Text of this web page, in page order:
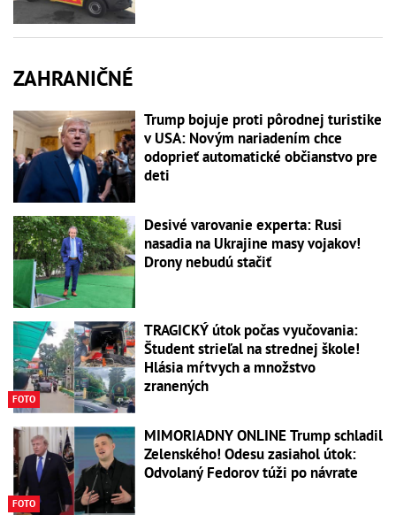
ZAHRANIČNÉ
Trump bojuje proti pôrodnej turistike
v USA: Novým nariadením chce
odoprieť automatické občianstvo pre
deti
Desivé varovanie experta: Rusi
nasadia na Ukrajine masy vojakov!
Drony nebudú stačiť
FOTO
TRAGICKÝ útok počas vyučovania:
Študent strieľal na strednej škole!
Hlásia mŕtvych a množstvo
zranených
FOTO
MIMORIADNY ONLINE Trump schladil
Zelenského! Odesu zasiahol útok:
Odvolaný Fedorov túži po návrate